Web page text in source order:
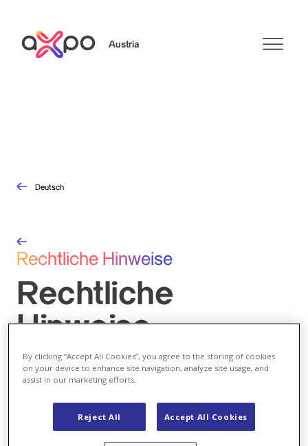
Austria
Deutsch
Rechtliche Hinweise
Rechtliche
Hinweise
nutzen.
By clicking “Accept All Cookies”, you agree to the storing of cookies
on your device to enhance site navigation, analyze site usage, and
assist in our marketing efforts.
Reject All Accept All Cookies